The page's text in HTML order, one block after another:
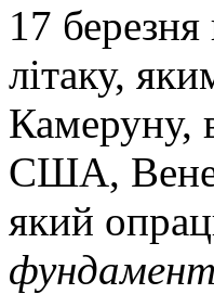
17
літаку,
Камеруну,
США,
який